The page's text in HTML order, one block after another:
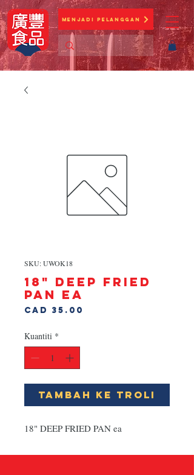
Menjadi Pelanggan
SKU: UWOK18
18" DEEP FRIED
PAN ea
CAD 35.00
Kuantiti *
Tambah ke Troli
18" DEEP FRIED PAN ea